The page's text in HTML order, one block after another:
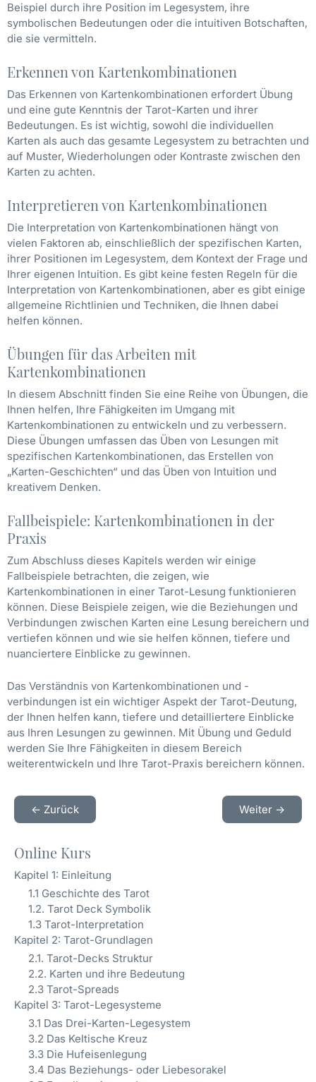
Beispiel durch ihre Position im Legesystem, ihre
symbolischen Bedeutungen oder die intuitiven Botschaften,
die sie vermitteln.
Erkennen von Kartenkombinationen
Das Erkennen von Kartenkombinationen erfordert Übung
und eine gute Kenntnis der Tarot-Karten und ihrer
Bedeutungen. Es ist wichtig, sowohl die individuellen
Karten als auch das gesamte Legesystem zu betrachten und
auf Muster, Wiederholungen oder Kontraste zwischen den
Karten zu achten.
Interpretieren von Kartenkombinationen
Die Interpretation von Kartenkombinationen hängt von
vielen Faktoren ab, einschließlich der spezifischen Karten,
ihrer Positionen im Legesystem, dem Kontext der Frage und
Ihrer eigenen Intuition. Es gibt keine festen Regeln für die
Interpretation von Kartenkombinationen, aber es gibt einige
allgemeine Richtlinien und Techniken, die Ihnen dabei
helfen können.
Übungen für das Arbeiten mit
Kartenkombinationen
In diesem Abschnitt finden Sie eine Reihe von Übungen, die
Ihnen helfen, Ihre Fähigkeiten im Umgang mit
Kartenkombinationen zu entwickeln und zu verbessern.
Diese Übungen umfassen das Üben von Lesungen mit
spezifischen Kartenkombinationen, das Erstellen von
„Karten-Geschichten“ und das Üben von Intuition und
kreativem Denken.
Fallbeispiele: Kartenkombinationen in der
Praxis
Zum Abschluss dieses Kapitels werden wir einige
Fallbeispiele betrachten, die zeigen, wie
Kartenkombinationen in einer Tarot-Lesung funktionieren
können. Diese Beispiele zeigen, wie die Beziehungen und
Verbindungen zwischen Karten eine Lesung bereichern und
vertiefen können und wie sie helfen können, tiefere und
nuanciertere Einblicke zu gewinnen.
Das Verständnis von Kartenkombinationen und -
verbindungen ist ein wichtiger Aspekt der Tarot-Deutung,
der Ihnen helfen kann, tiefere und detailliertere Einblicke
aus Ihren Lesungen zu gewinnen. Mit Übung und Geduld
werden Sie Ihre Fähigkeiten in diesem Bereich
weiterentwickeln und Ihre Tarot-Praxis bereichern können.
<- Zurück Weiter ->
Online Kurs
Kapitel 1: Einleitung
1.1 Geschichte des Tarot
1.2. Tarot Deck Symbolik
1.3 Tarot-Interpretation
Kapitel 2: Tarot-Grundlagen
2.1. Tarot-Decks Struktur
2.2. Karten und ihre Bedeutung
2.3 Tarot-Spreads
Kapitel 3: Tarot-Legesysteme
3.1 Das Drei-Karten-Legesystem
3.2 Das Keltische Kreuz
3.3 Die Hufeisenlegung
3.4 Das Beziehungs- oder Liebesorakel